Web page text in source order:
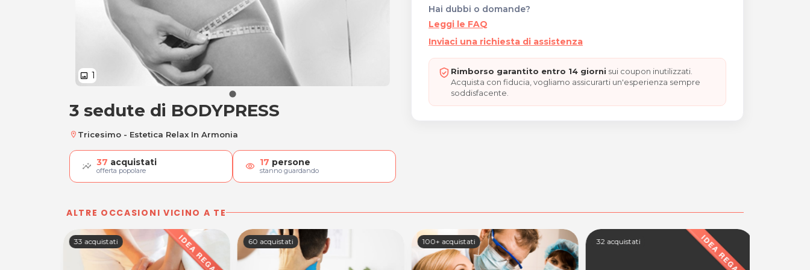
image 1
3 sedute di BODYPRESS
3 sedute di BODYPRESS
location_on Tricesimo - Estetica Relax In Armonia
37 acquistati
offerta popolare visibility 17 persone
stanno guardando
Hai dubbi o domande?
Leggi le FAQ
Inviaci una richiesta di assistenza
Rimborso garantito entro 14 giorni sui coupon inutilizzati.
Acquista con fiducia, vogliamo assicurarti un'esperienza sempre
soddisfacente.
ALTRE OCCASIONI VICINO A TE
33 acquistati 60 acquistati 100+ acquistati 32 acquistati